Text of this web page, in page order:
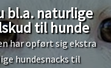
bl.a. naturlige
til hunde
har opført sig ekstra
hundesnacks til